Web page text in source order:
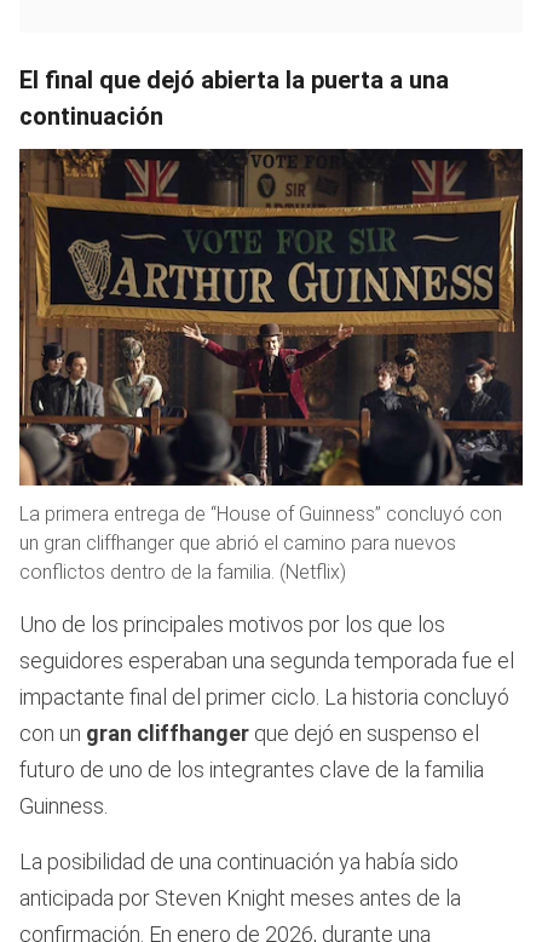
El final que dejó abierta la puerta a una
continuación
La primera entrega de “House of Guinness” concluyó con
un gran cliffhanger que abrió el camino para nuevos
conflictos dentro de la familia. (Netflix)
Uno de los principales motivos por los que los
seguidores esperaban una segunda temporada fue el
impactante final del primer ciclo. La historia concluyó
con un gran cliffhanger que dejó en suspenso el
futuro de uno de los integrantes clave de la familia
Guinness.
La posibilidad de una continuación ya había sido
anticipada por Steven Knight meses antes de la
confirmación. En enero de 2026, durante una